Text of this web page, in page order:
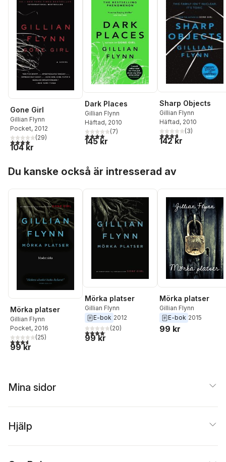
Gone Girl
Gillian Flynn
Pocket, 2012
4,0utav 5 stjärnor. Totalt antal röster:
(29)
104 kr
Dark Places
Gillian Flynn
Häftad, 2010
3,9utav 5 stjärnor. Totalt antal röster:
(7)
145 kr
Sharp Objects
Gillian Flynn
Häftad, 2010
3,7utav 5 stjärnor.
(3)
142 kr
Du kanske också är intresserad av
Mörka platser
Gillian Flynn
Pocket, 2016
3,6utav 5 stjärnor. Totalt antal röster:
(25)
99 kr
Mörka platser
Gillian Flynn
E-bok 2012
4,1utav 5 stjärnor. Totalt antal röster:
(20)
99 kr
Mörka platser
Gillian Flynn
E-bok 2015
99 kr
Mina sidor
Hjälp